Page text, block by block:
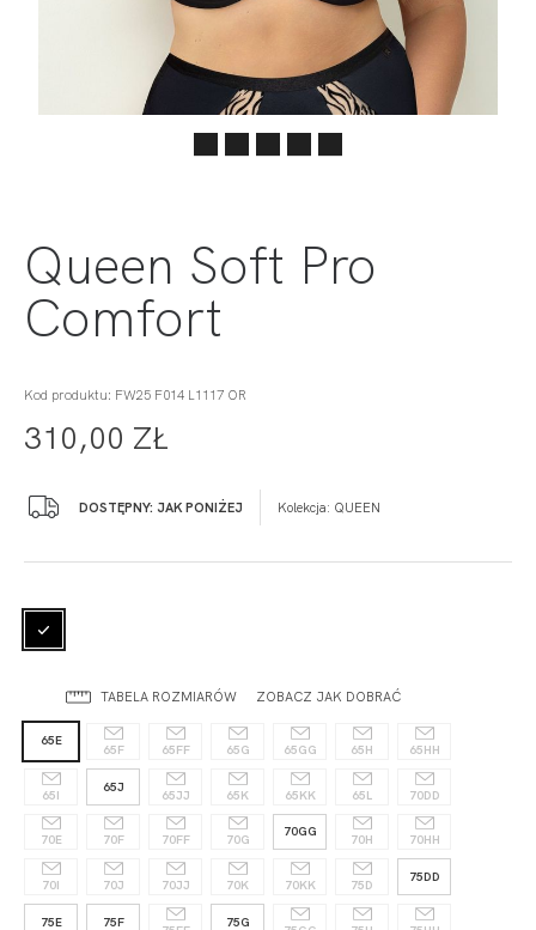
Queen Soft Pro
Comfort
Kod produktu: FW25 F014 L1117 OR
310,00 ZŁ
DOSTĘPNY: JAK PONIŻEJ Kolekcja: QUEEN
TABELA ROZMIARÓW ZOBACZ JAK DOBRAĆ
65E
65F 65FF 65G 65GG 65H 65HH
65I
65J
65JJ 65K 65KK 65L 70DD
70E 70F 70FF 70G
70GG
70H 70HH
70I 70J 70JJ 70K 70KK 75D
75DD
75E 75F 75G